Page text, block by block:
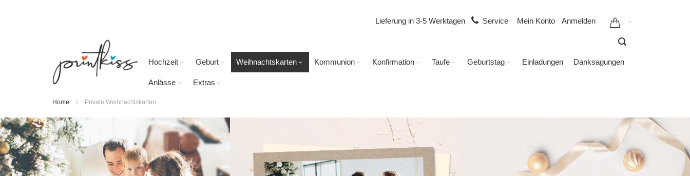
Mein Konto Anmelden
Lieferung in 3-5 Werktagen Service
Hochzeit Geburt Weihnachtskarten Kommunion Konfirmation Taufe Geburtstag Einladungen Danksagungen
Anlässe Extras
Home Private Weihnachtskarten